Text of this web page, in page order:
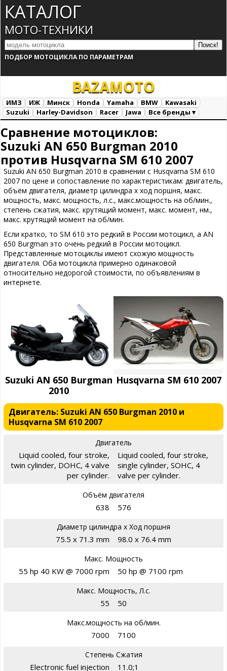
КАТАЛОГ
МОТО-ТЕХНИКИ
ПОДБОР МОТОЦИКЛА ПО ПАРАМЕТРАМ
BAZAMOTO
ИМЗ ИЖ Минск Honda Yamaha BMW
Kawasaki
Suzuki
Harley-Davidson Racer Jawa
Все бренды ▾
Сравнение мотоциклов:
Suzuki AN 650 Burgman 2010
против Husqvarna SM 610 2007
Suzuki AN 650 Burgman 2010 в сравнении с Husqvarna SM 610
2007 по цене и сопоставление по характеристикам: двигатель,
объём двигателя, диаметр цилиндра х ход поршня, макс.
мощность, макс. мощность, л.с., макс.мощность на об/мин.,
степень сжатия, макс. крутящий момент, макс. момент, нм.,
макс. крутящий момент на об/мин.
Если кратко, то SM 610 это редкий в России мотоцикл, а AN
650 Burgman это очень редкий в России мотоцикл.
Представленные мотоциклы имеют схожую мощность
двигателя. Оба мотоцикла примерно одинаковой
относительно недорогой стоимости, по объявлениям в
интернете.
Suzuki AN 650 Burgman
2010
Husqvarna SM 610 2007
Двигатель: Suzuki AN 650 Burgman 2010 и
Husqvarna SM 610 2007
Двигатель
Liquid cooled, four stroke,
twin cylinder, DOHC, 4 valve
per cylinder.
Liquid cooled, four stroke,
single cylinder, SOHC, 4
valve per cylinder.
Объём двигателя
638 576
Диаметр цилиндра х Ход поршня
75.5 x 71.3 mm 98.0 x 76.4 mm
Макс. Мощность
55 hp 40 KW @ 7000 rpm 50 hp @ 7100 rpm
Макс. Мощность, Л.с.
55 50
Макс.мощность на об/мин.
7000 7100
Степень Сжатия
Electronic fuel injection 11.0;1